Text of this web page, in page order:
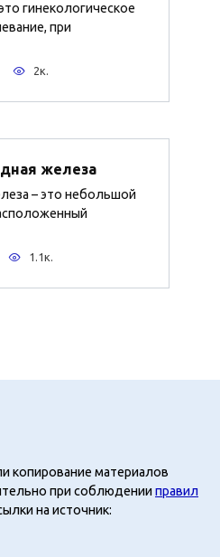
гинекологическое
при
2к.
железа
– это небольшой
1.1к.
копирование материалов
при соблюденииправил
на источник: